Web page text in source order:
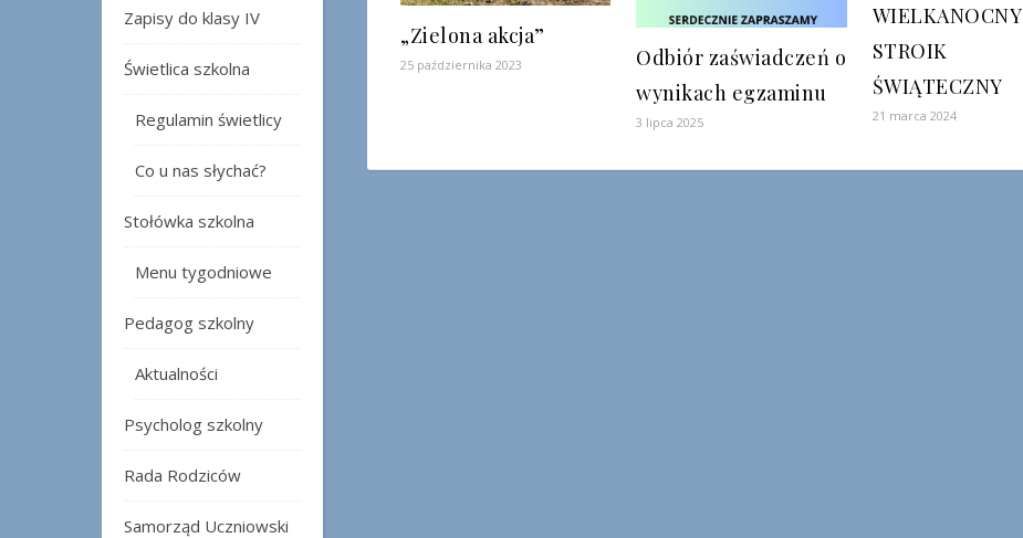
Zapisy do klasy IV
Świetlica szkolna
Regulamin świetlicy
Co u nas słychać?
Stołówka szkolna
Menu tygodniowe
Pedagog szkolny
Aktualności
Psycholog szkolny
Rada Rodziców
Samorząd Uczniowski
„Zielona akcja”
25 października 2023
Odbiór zaświadczeń o
wynikach egzaminu
3 lipca 2025
WIELKANOCNY
STROIK
ŚWIĄTECZNY
21 marca 2024